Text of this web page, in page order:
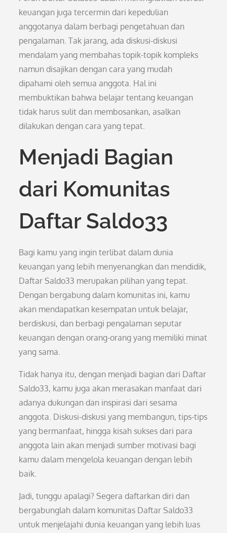
keuangan juga tercermin dari kepedulian
anggotanya dalam berbagi pengetahuan dan
pengalaman. Tak jarang, ada diskusi-diskusi
mendalam yang membahas topik-topik kompleks
namun disajikan dengan cara yang mudah
dipahami oleh semua anggota. Hal ini
membuktikan bahwa belajar tentang keuangan
tidak harus sulit dan membosankan, asalkan
dilakukan dengan cara yang tepat.
Menjadi Bagian
dari Komunitas
Daftar Saldo33
Bagi kamu yang ingin terlibat dalam dunia
keuangan yang lebih menyenangkan dan mendidik,
Daftar Saldo33 merupakan pilihan yang tepat.
Dengan bergabung dalam komunitas ini, kamu
akan mendapatkan kesempatan untuk belajar,
berdiskusi, dan berbagi pengalaman seputar
keuangan dengan orang-orang yang memiliki minat
yang sama.
Tidak hanya itu, dengan menjadi bagian dari Daftar
Saldo33, kamu juga akan merasakan manfaat dari
adanya dukungan dan inspirasi dari sesama
anggota. Diskusi-diskusi yang membangun, tips-tips
yang bermanfaat, hingga kisah sukses dari para
anggota lain akan menjadi sumber motivasi bagi
kamu dalam mengelola keuangan dengan lebih
baik.
Jadi, tunggu apalagi? Segera daftarkan diri dan
bergabunglah dalam komunitas Daftar Saldo33
untuk menjelajahi dunia keuangan yang lebih luas